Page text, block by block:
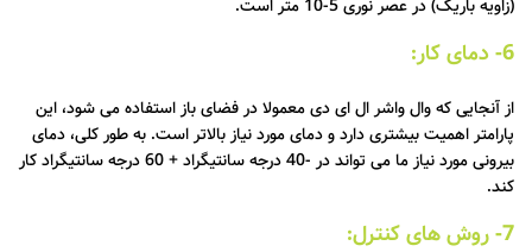
(زاویه باریک) در عصر نوری 5-10 متر است.
6- دمای کار:
از آنجایی که وال واشر ال ای دی معمولا در فضای باز استفاده می شود، این
پارامتر اهمیت بیشتری دارد و دمای مورد نیاز بالاتر است. به طور کلی، دمای
بیرونی مورد نیاز ما می تواند در -40 درجه سانتیگراد + 60 درجه سانتیگراد کار
کند.
7- روش های کنترل: